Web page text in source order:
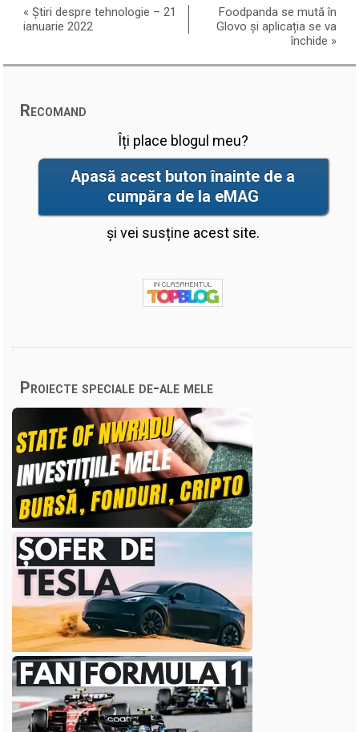
«Știri despre tehnologie – 21
ianuarie 2022
Foodpanda se mută în
Glovo și aplicația se va
închide »
Recomand
Îți place blogul meu?
Apasă acest buton înainte de a
cumpăra de la eMAG
și vei susține acest site.
Proiecte speciale de-ale mele